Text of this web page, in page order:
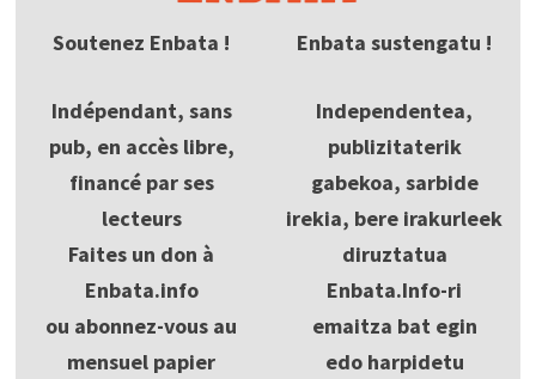
Soutenez Enbata !
Indépendant, sans
pub, en accès libre,
financé par ses
lecteurs
Faites un don à
Enbata.info
ou abonnez-vous au
mensuel papier
Enbata sustengatu !
Independentea,
publizitaterik
gabekoa, sarbide
irekia, bere irakurleek
diruztatua
Enbata.Info-ri
emaitza bat egin
edo harpidetu